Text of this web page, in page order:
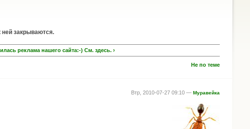
ней закрываются.
реклама нашего сайта:-) См. здесь. ›
Не по теме
Втр, 2010-07-27 09:10 — Муравейка